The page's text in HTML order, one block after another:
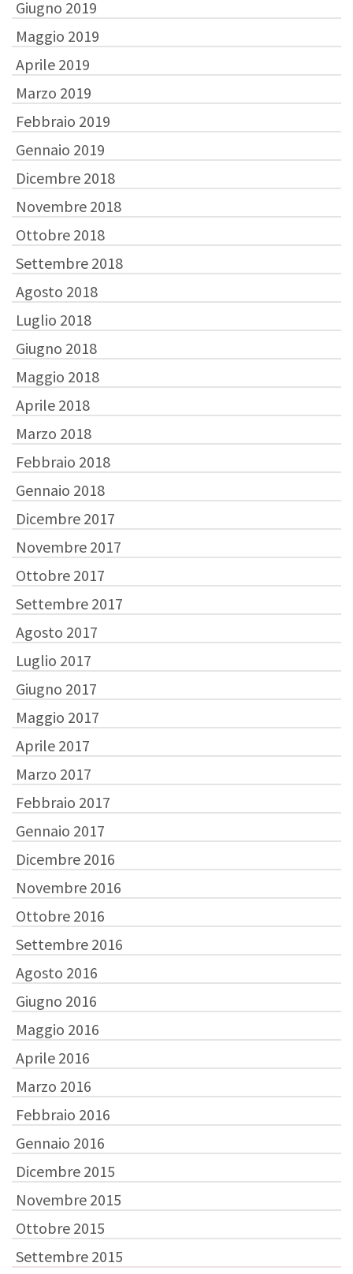
Giugno 2019
Maggio 2019
Aprile 2019
Marzo 2019
Febbraio 2019
Gennaio 2019
Dicembre 2018
Novembre 2018
Ottobre 2018
Settembre 2018
Agosto 2018
Luglio 2018
Giugno 2018
Maggio 2018
Aprile 2018
Marzo 2018
Febbraio 2018
Gennaio 2018
Dicembre 2017
Novembre 2017
Ottobre 2017
Settembre 2017
Agosto 2017
Luglio 2017
Giugno 2017
Maggio 2017
Aprile 2017
Marzo 2017
Febbraio 2017
Gennaio 2017
Dicembre 2016
Novembre 2016
Ottobre 2016
Settembre 2016
Agosto 2016
Giugno 2016
Maggio 2016
Aprile 2016
Marzo 2016
Febbraio 2016
Gennaio 2016
Dicembre 2015
Novembre 2015
Ottobre 2015
Settembre 2015